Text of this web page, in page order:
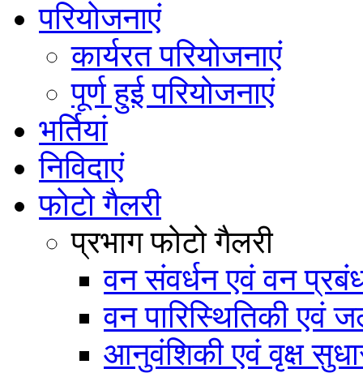
परियोजनाएं
कार्यरत परियोजनाएं
पूर्ण हुई परियोजनाएं
भर्तियां
निविदाएं
फोटो गैलरी
प्रभाग फोटो गैलरी
वन संवर्धन एवं वन
वन पारिस्थितिकी एवं
आनुवंशिकी एवं वृक्ष